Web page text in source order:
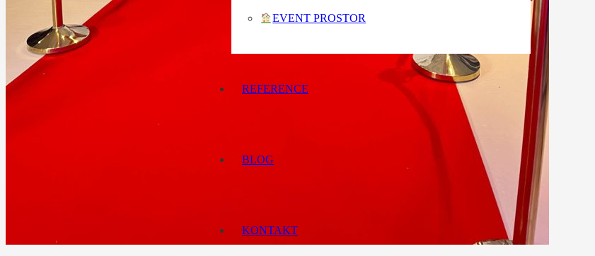
EVENT PROSTOR
REFERENCE
BLOG
KONTAKT